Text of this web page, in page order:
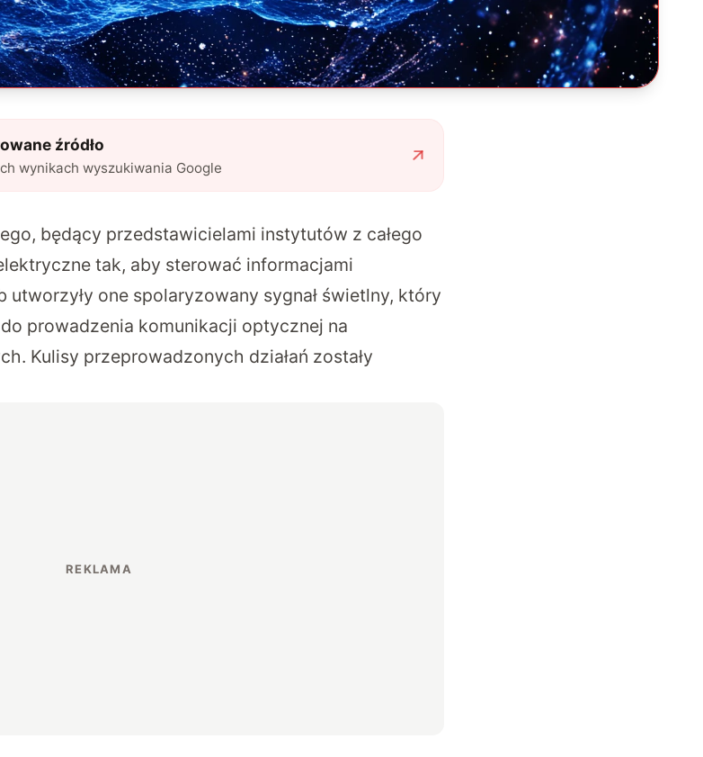
źródło
wynikach wyszukiwania Google
będący przedstawicielami instytutów z całego
tak, aby sterować informacjami
utworzyły one spolaryzowany sygnał świetlny, który
prowadzenia komunikacji optycznej na
Kulisy przeprowadzonych działań zostały